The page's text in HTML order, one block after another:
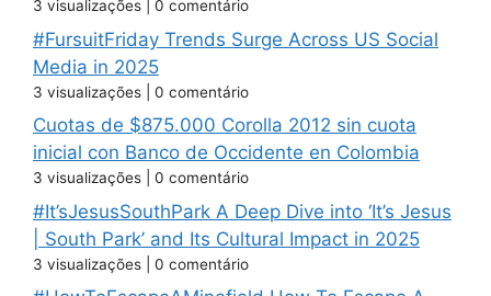
3 visualizações 0 comentário
#FursuitFriday Trends Surge Across US Social
Media in 2025
3 visualizações 0 comentário
Cuotas de $875.000 Corolla 2012 sin cuota
inicial con Banco de Occidente en Colombia
3 visualizações 0 comentário
#It’sJesusSouthPark A Deep Dive into ‘It’s Jesus
| South Park’ and Its Cultural Impact in 2025
3 visualizações 0 comentário